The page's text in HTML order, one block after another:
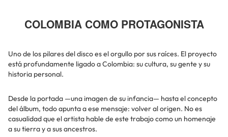
COLOMBIA COMO PROTAGONISTA
Uno de los pilares del disco es el orgullo por sus raíces. El proyecto
está profundamente ligado a Colombia: su cultura, su gente y su
historia personal.
Desde la portada —una imagen de su infancia— hasta el concepto
del álbum, todo apunta a ese mensaje: volver al origen. No es
casualidad que el artista hable de este trabajo como un homenaje
a su tierra y a sus ancestros.